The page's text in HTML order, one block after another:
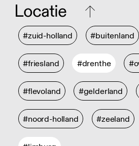
Locatie
#zuid-holland #buitenland
#friesland #drenthe
#flevoland #gelderland
#noord-holland #zeeland